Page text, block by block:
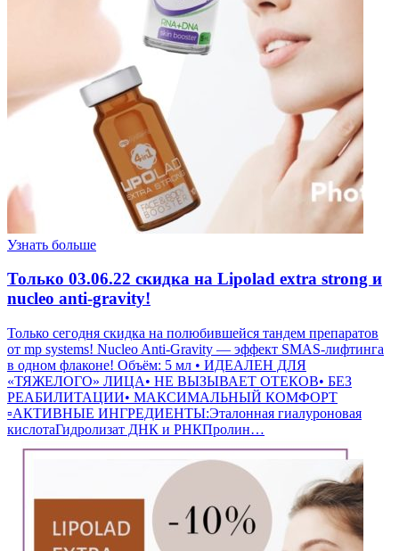
Узнать больше
Только 03.06.22 скидка на Lipolad extra strong и
nucleo anti-gravity!
Только сегодня скидка на полюбившейся тандем препаратов
от mp systems! Nucleo Anti-Gravity — эффект SMAS-лифтинга
в одном флаконе! Объём: 5 мл • ИДЕАЛЕН ДЛЯ
«ТЯЖЕЛОГО» ЛИЦА• НЕ ВЫЗЫВАЕТ ОТЕКОВ• БЕЗ
РЕАБИЛИТАЦИИ• МАКСИМАЛЬНЫЙ КОМФОРТ
▫АКТИВНЫЕ ИНГРЕДИЕНТЫ:Эталонная гиалуроновая
кислотаГидролизат ДНК и РНКПролин…